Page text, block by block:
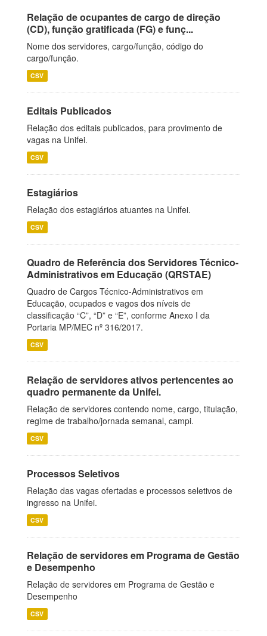
Relação de ocupantes de cargo de direção
(CD), função gratificada (FG) e funç...
Nome dos servidores, cargo/função, código do
cargo/função.
CSV
Editais Publicados
Relação dos editais publicados, para provimento de
vagas na Unifei.
CSV
Estagiários
Relação dos estagiários atuantes na Unifei.
CSV
Quadro de Referência dos Servidores Técnico-
Administrativos em Educação (QRSTAE)
Quadro de Cargos Técnico-Administrativos em
Educação, ocupados e vagos dos níveis de
classificação “C”, “D” e “E”, conforme Anexo I da
Portaria MP/MEC nº 316/2017.
CSV
Relação de servidores ativos pertencentes ao
quadro permanente da Unifei.
Relação de servidores contendo nome, cargo, titulação,
regime de trabalho/jornada semanal, campi.
CSV
Processos Seletivos
Relação das vagas ofertadas e processos seletivos de
ingresso na Unifei.
CSV
Relação de servidores em Programa de Gestão
e Desempenho
Relação de servidores em Programa de Gestão e
Desempenho
CSV